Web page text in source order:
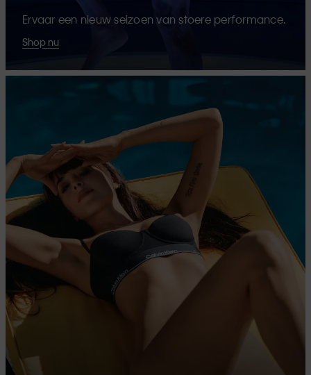
Ervaar een nieuw seizoen van stoere performance.
Shop nu